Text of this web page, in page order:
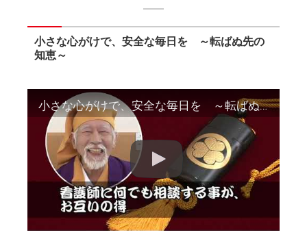
小さな心がけで、安全な毎日を ～転ばぬ先の
知恵～
小さな心がけで、安全な毎日を ～転ばぬ先の知恵～